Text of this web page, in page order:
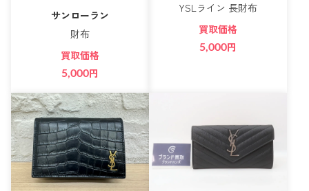
サンローラン
財布
買取価格
5,000円
YSLライン 長財布
買取価格
5,000円